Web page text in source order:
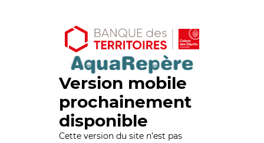
Version mobile
prochainement
disponible
Cette version du site n’est pas